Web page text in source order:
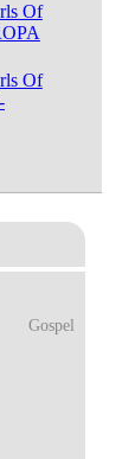
Of
Of
Gospel